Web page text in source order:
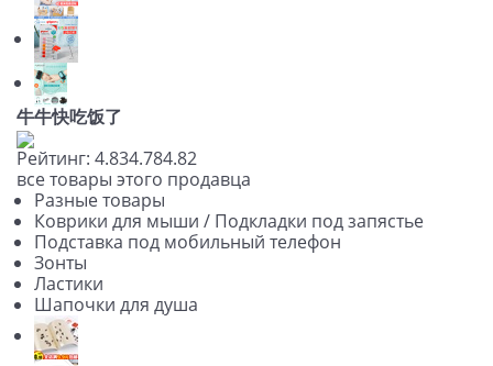
牛牛快吃饭了
Рейтинг: 4.834.784.82
все товары этого продавца
Разные товары
Коврики для мыши / Подкладки под запястье
Подставка под мобильный телефон
Зонты
Ластики
Шапочки для душа